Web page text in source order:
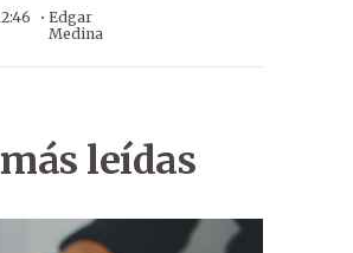
· Edgar
Medina
leídas